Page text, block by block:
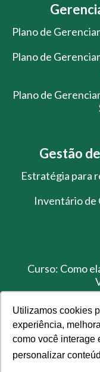
Utilizamos cookies
experiência,
como você interage
personalizar
Plano de
Plano de
Plano de
Gestão
Estratégia para
Inventário de
Curso: Como
Treinamento